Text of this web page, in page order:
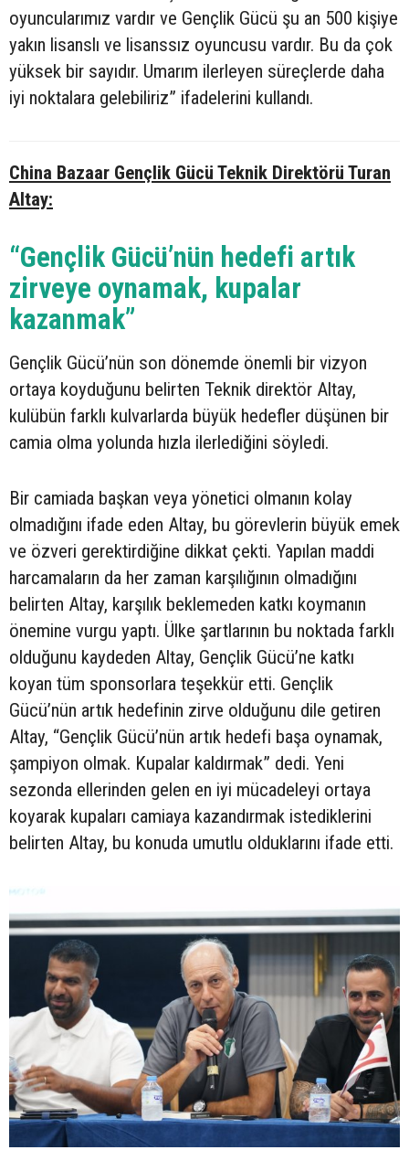
oyuncularımız vardır ve Gençlik Gücü şu an 500 kişiye
yakın lisanslı ve lisanssız oyuncusu vardır. Bu da çok
yüksek bir sayıdır. Umarım ilerleyen süreçlerde daha
iyi noktalara gelebiliriz” ifadelerini kullandı.
China Bazaar Gençlik Gücü Teknik Direktörü Turan
Altay:
“Gençlik Gücü’nün hedefi artık
zirveye oynamak, kupalar
kazanmak”
Gençlik Gücü’nün son dönemde önemli bir vizyon
ortaya koyduğunu belirten Teknik direktör Altay,
kulübün farklı kulvarlarda büyük hedefler düşünen bir
camia olma yolunda hızla ilerlediğini söyledi.
Bir camiada başkan veya yönetici olmanın kolay
olmadığını ifade eden Altay, bu görevlerin büyük emek
ve özveri gerektirdiğine dikkat çekti. Yapılan maddi
harcamaların da her zaman karşılığının olmadığını
belirten Altay, karşılık beklemeden katkı koymanın
önemine vurgu yaptı. Ülke şartlarının bu noktada farklı
olduğunu kaydeden Altay, Gençlik Gücü’ne katkı
koyan tüm sponsorlara teşekkür etti. Gençlik
Gücü’nün artık hedefinin zirve olduğunu dile getiren
Altay, “Gençlik Gücü’nün artık hedefi başa oynamak,
şampiyon olmak. Kupalar kaldırmak” dedi. Yeni
sezonda ellerinden gelen en iyi mücadeleyi ortaya
koyarak kupaları camiaya kazandırmak istediklerini
belirten Altay, bu konuda umutlu olduklarını ifade etti.